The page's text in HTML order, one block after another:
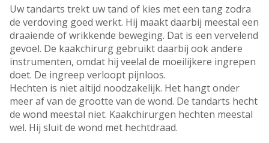
Uw tandarts trekt uw tand of kies met een tang zodra
de verdoving goed werkt. Hij maakt daarbij meestal een
draaiende of wrikkende beweging. Dat is een vervelend
gevoel. De kaakchirurg gebruikt daarbij ook andere
instrumenten, omdat hij veelal de moeilijkere ingrepen
doet. De ingreep verloopt pijnloos.
Hechten is niet altijd noodzakelijk. Het hangt onder
meer af van de grootte van de wond. De tandarts hecht
de wond meestal niet. Kaakchirurgen hechten meestal
wel. Hij sluit de wond met hechtdraad.